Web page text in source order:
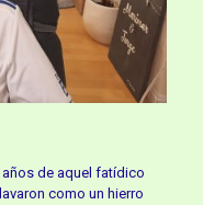
de aquel fatídico
como un hierro